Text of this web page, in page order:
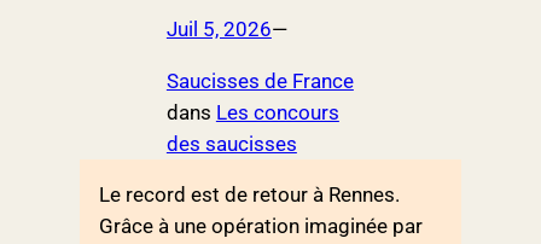
Juil 5, 2026—
Saucisses de France
dans Les concours
des saucisses
Le record est de retour à Rennes.
Grâce à une opération imaginée par